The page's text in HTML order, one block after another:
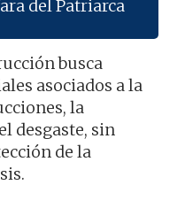
del Patriarca
busca
asociados a la
la
desgaste, sin
de la